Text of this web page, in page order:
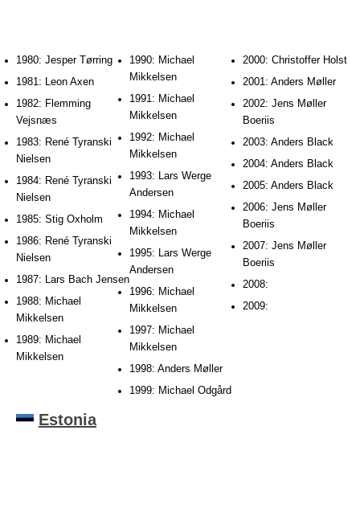
1980: Jesper Tørring
1981: Leon Axen
1982: Flemming
Vejsnæs
1983: René Tyranski
Nielsen
1984: René Tyranski
Nielsen
1985: Stig Oxholm
1986: René Tyranski
Nielsen
1987: Lars Bach Jensen
1988: Michael
Mikkelsen
1989: Michael
Mikkelsen
1990: Michael
Mikkelsen
1991: Michael
Mikkelsen
1992: Michael
Mikkelsen
1993: Lars Werge
Andersen
1994: Michael
Mikkelsen
1995: Lars Werge
Andersen
1996: Michael
Mikkelsen
1997: Michael
Mikkelsen
1998: Anders Møller
1999: Michael Odgård
2000: Christoffer Holst
2001: Anders Møller
2002: Jens Møller
Boeriis
2003: Anders Black
2004: Anders Black
2005: Anders Black
2006: Jens Møller
Boeriis
2007: Jens Møller
Boeriis
2008:
2009:
Estonia